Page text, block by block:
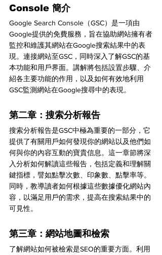
Console 簡介
Google Search Console（GSC）是一項由
Google提供的免費服務，旨在協助網站擁有者
監控和維護其網站在Google搜索結果中的表
現。連接網站至GSC，同時深入了解GSC的基
本功能和用戶界面。講解將包括設置步驟、介
紹各主要功能的作用，以及如何有效地利用
GSC監測網站在Google搜尋中的表現。
第二章：搜索分析報告
搜索分析報告是GSC中極為重要的一部分，它
提供了有關用戶如何發現你的網站以及他們如
何與你的內容互動的寶貴信息。這一章節將深
入分析如何解讀這些報告，包括定義和理解關
鍵指標，譬如點擊次數、印象數、點擊率等。
同時，教導讀者如何根據這些數據優化網站內
容，以滿足用戶的需求，提高在搜索結果中的
可見性。
第三章：網站地圖和檢索
了解網站如何被檢索是SEO的重要方面。利用